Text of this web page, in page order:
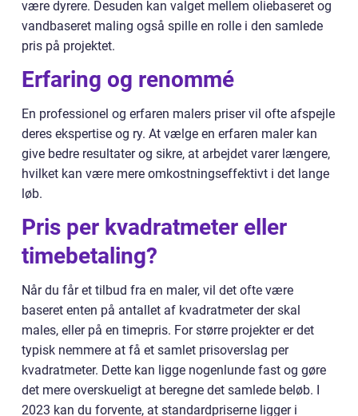
være dyrere. Desuden kan valget mellem oliebaseret og
vandbaseret maling også spille en rolle i den samlede
pris på projektet.
Erfaring og renommé
En professionel og erfaren malers priser vil ofte afspejle
deres ekspertise og ry. At vælge en erfaren maler kan
give bedre resultater og sikre, at arbejdet varer længere,
hvilket kan være mere omkostningseffektivt i det lange
løb.
Pris per kvadratmeter eller
timebetaling?
Når du får et tilbud fra en maler, vil det ofte være
baseret enten på antallet af kvadratmeter der skal
males, eller på en timepris. For større projekter er det
typisk nemmere at få et samlet prisoverslag per
kvadratmeter. Dette kan ligge nogenlunde fast og gøre
det mere overskueligt at beregne det samlede beløb. I
2023 kan du forvente, at standardpriserne ligger i